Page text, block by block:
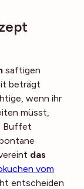
saftigen
beträgt
wenn ihr
müsst,
Buffet
das
vom
entscheiden